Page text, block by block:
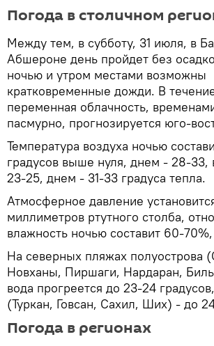
Погода в столичном
Между тем, в субботу, 31 июля, в
Абшероне день пройдет без
ночью и утром местами возможны
кратковременные дожди. В
переменная облачность,
пасмурно, прогнозируется юго-
Температура воздуха ночью
градусов выше нуля, днем - 28-33,
23-25, днем - 31-33 градуса тепла.
Атмосферное давление
миллиметров ртутного столба,
влажность ночью составит 60-
На северных пляжах полуострова
Новханы, Пиршаги, Нардаран,
вода прогреется до 23-24
(Туркан, Говсан, Сахил, Ших) - до
Погода в регионах